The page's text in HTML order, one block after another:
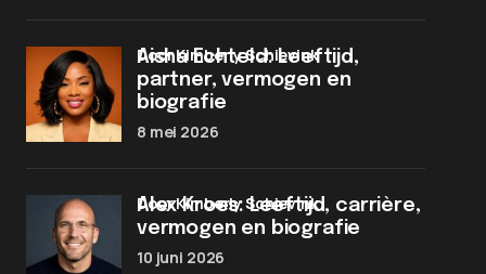
Aisha Echteld: Leeftijd,
partner, vermogen en
biografie
door Kimberly Schievink
8 mei 2026
Alex Kroes: Leeftijd, carrière,
vermogen en biografie
door Kimberly Schievink
10 juni 2026